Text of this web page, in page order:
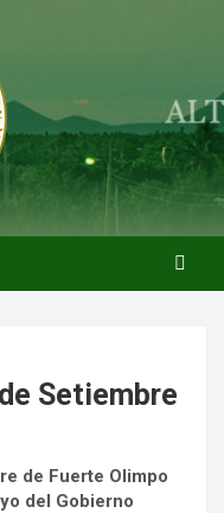
Setiembre
de Fuerte Olimpo
del Gobierno